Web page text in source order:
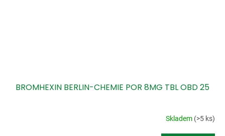
BROMHEXIN BERLIN-CHEMIE POR 8MG TBL OBD 25
Skladem (>5 ks)